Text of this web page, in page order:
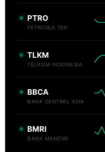
PTRO
PETROSEA TBK.
TLKM
TELKOM INDONESIA
BBCA
BANK CENTRAL ASIA
BMRI
BANK MANDIRI